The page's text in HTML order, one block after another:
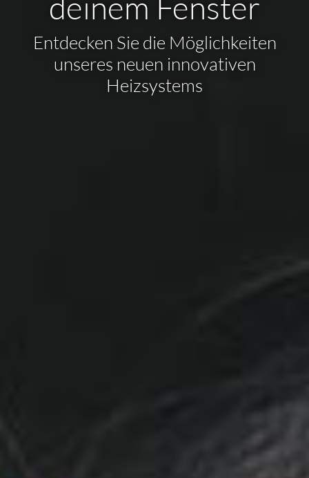
Entdecken Sie die Möglichkeiten
unseres neuen innovativen
Heizsystems